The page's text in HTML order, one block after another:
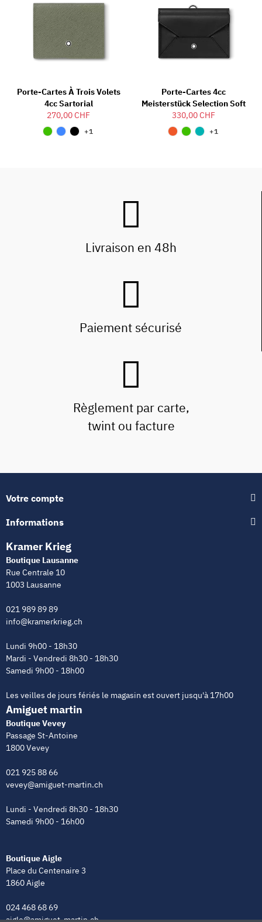
Porte-Cartes À Trois Volets
4cc Sartorial
270,00 CHF
+1
Porte-Cartes 4cc
Meisterstück Selection Soft
330,00 CHF
+1
Livraison en 48h
Paiement sécurisé
Règlement par carte,
twint ou facture
Votre compte
Informations
Kramer Krieg
Boutique Lausanne
Rue Centrale 10
1003 Lausanne
021 989 89 89
info@kramerkrieg.ch
Lundi 9h00 - 18h30
Mardi - Vendredi 8h30 - 18h30
Samedi 9h00 - 18h00
Les veilles de jours fériés le magasin est ouvert jusqu'à 17h00
Amiguet martin
Boutique Vevey
Passage St-Antoine
1800 Vevey
021 925 88 66
vevey@amiguet-martin.ch
Lundi - Vendredi 8h30 - 18h30
Samedi 9h00 - 16h00
Boutique Aigle
Place du Centenaire 3
1860 Aigle
024 468 68 69